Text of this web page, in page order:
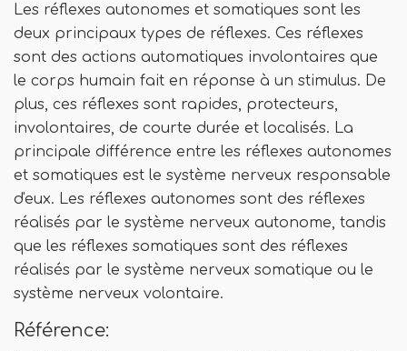
Les réflexes autonomes et somatiques sont les
deux principaux types de réflexes. Ces réflexes
sont des actions automatiques involontaires que
le corps humain fait en réponse à un stimulus. De
plus, ces réflexes sont rapides, protecteurs,
involontaires, de courte durée et localisés. La
principale différence entre les réflexes autonomes
et somatiques est le système nerveux responsable
d'eux. Les réflexes autonomes sont des réflexes
réalisés par le système nerveux autonome, tandis
que les réflexes somatiques sont des réflexes
réalisés par le système nerveux somatique ou le
système nerveux volontaire.
Référence: